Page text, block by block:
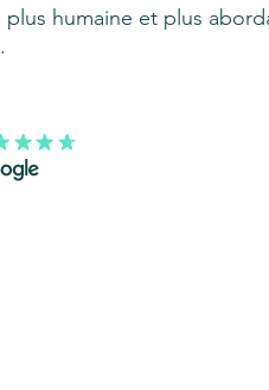
en plus
plus humaine et plus